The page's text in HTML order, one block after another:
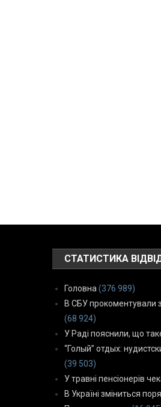
СТАТИСТИКА
Головна (376 989)
В СБУ прокоментували
(68 924)
У Раді пояснили, що
“Голый” отдых:
(39 503)
У травні пенсіонерів
В Україні зміниться